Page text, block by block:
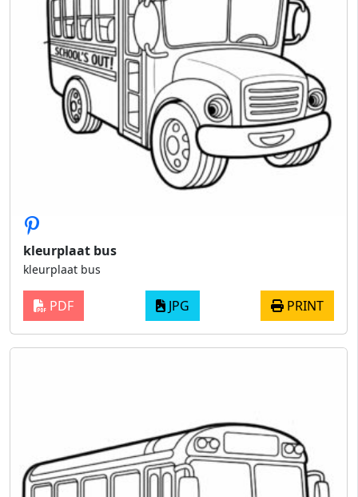
kleurplaat bus
kleurplaat bus
PDF JPG PRINT